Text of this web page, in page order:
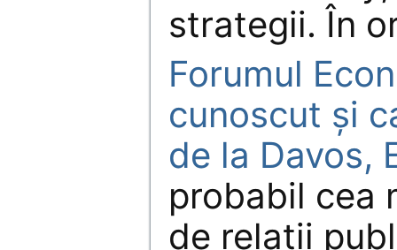
strategii. În
Forumul
cunoscut şi
de la Davos,
probabil cea
de relaţii